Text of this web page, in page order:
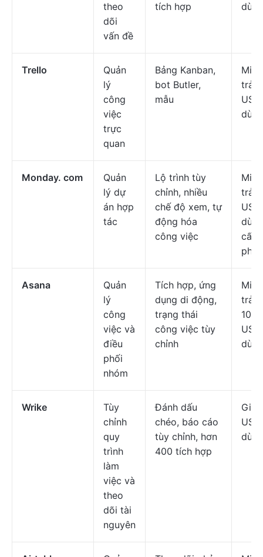
theo
dõi
vấn đề
tích hợp
Trello
Quản
lý
công
việc
trực
quan
Bảng Kanban,
bot Butler,
mẫu
trả
Monday. com
Quản
lý dự
án hợp
tác
Lộ trình tùy
chỉnh, nhiều
chế độ xem, tự
động hóa
công việc
trả
cấp
Asana
Quản
lý
công
việc và
điều
phối
nhóm
Tích hợp, ứng
dụng di động,
trạng thái
công việc tùy
chỉnh
trả
Wrike
Tùy
chỉnh
quy
trình
làm
việc và
theo
dõi tài
nguyên
Đánh dấu
chéo, báo cáo
tùy chỉnh, hơn
400 tích hợp
Giá